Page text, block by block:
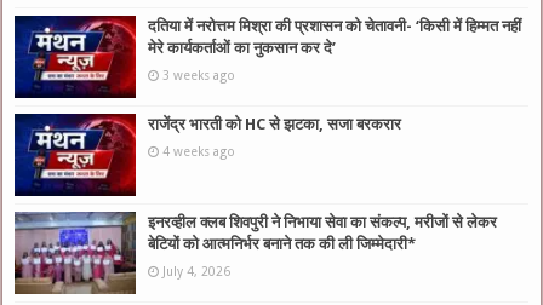
दतिया में नरोत्तम मिश्रा की प्रशासन को चेतावनी- ‘किसी में हिम्मत नहीं
मेरे कार्यकर्ताओं का नुकसान कर दे’
3 weeks ago
राजेंद्र भारती को HC से झटका, सजा बरकरार
4 weeks ago
इनरव्हील क्लब शिवपुरी ने निभाया सेवा का संकल्प, मरीजों से लेकर
बेटियों को आत्मनिर्भर बनाने तक की ली जिम्मेदारी*
July 4, 2026